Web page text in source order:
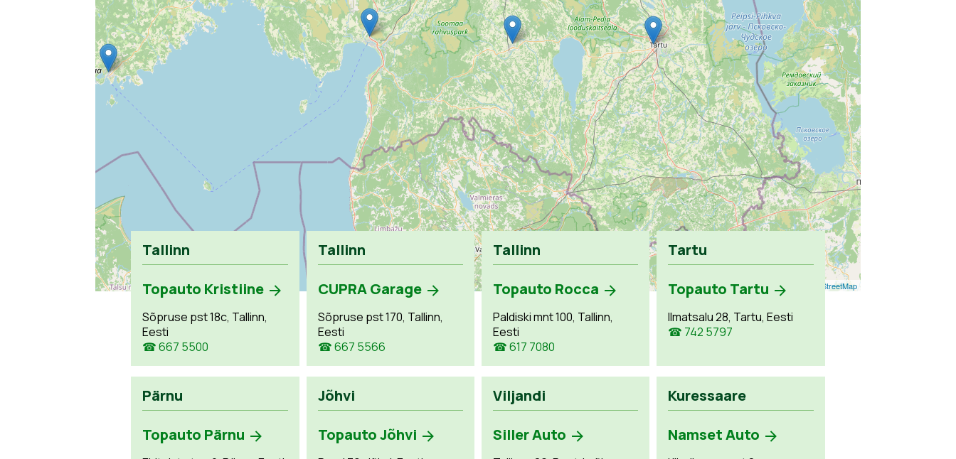
Leaflet OpenStreetMap
Tallinn
Topauto Kristiine
Sõpruse pst 18c, Tallinn,
Eesti
☎ 667 5500
Tallinn
CUPRA Garage
Sõpruse pst 170, Tallinn,
Eesti
☎ 667 5566
Tallinn
Topauto Rocca
Paldiski mnt 100, Tallinn,
Eesti
☎ 617 7080
Tartu
Topauto Tartu
Ilmatsalu 28, Tartu, Eesti
☎ 742 5797
Pärnu
Topauto Pärnu
Jõhvi
Topauto Jõhvi
Viljandi
Siller Auto
Kuressaare
Namset Auto